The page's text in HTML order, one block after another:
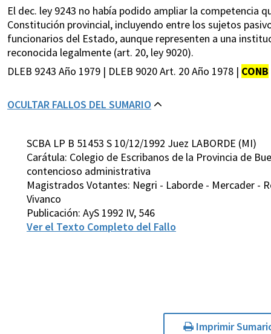
El dec. ley 9243 no había podido ampliar la competencia
Constitución provincial, incluyendo entre los sujetos
funcionarios del Estado, aunque representen a una
reconocida legalmente (art. 20, ley 9020).
DLEB 9243 Año 1979 | DLEB 9020 Art. 20 Año 1978 | CONB
OCULTAR FALLOS DEL SUMARIO
SCBA LP B 51453 S 10/12/1992 Juez LABORDE (MI)
Carátula: Colegio de Escribanos de la Provincia de
contencioso administrativa
Magistrados Votantes: Negri - Laborde - Mercader -
Vivanco
Publicación: AyS 1992 IV, 546
Ver el Texto Completo del Fallo
Imprimir